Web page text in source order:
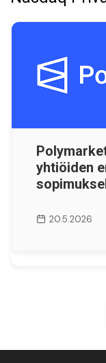
yhtiöiden
20.5.2026